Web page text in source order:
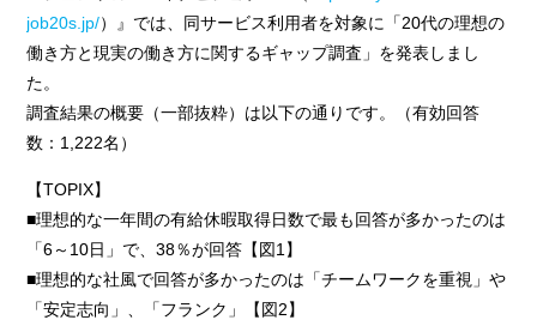
job20s.jp/）』では、同サービス利用者を対象に「20代の理想の
働き方と現実の働き方に関するギャップ調査」を発表しまし
た。
調査結果の概要（一部抜粋）は以下の通りです。（有効回答
数：1,222名）
【TOPIX】
■理想的な一年間の有給休暇取得日数で最も回答が多かったのは
「6～10日」で、38％が回答【図1】
■理想的な社風で回答が多かったのは「チームワークを重視」や
「安定志向」、「フランク」【図2】